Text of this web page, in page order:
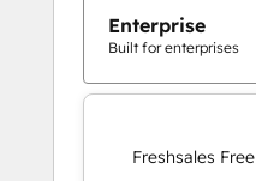
Enterprise
Built for enterprises
Freshsales Free